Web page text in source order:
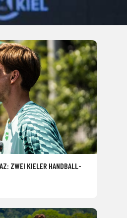
ZWEI KIELER HANDBALL-